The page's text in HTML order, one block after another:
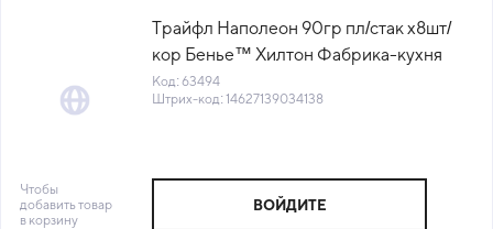
Трайфл Наполеон 90гр пл/стак х8шт/
кор Бенье™ Хилтон Фабрика-кухня
Россия (23) (КОР) (КОД 63494) (-18°С)
Код: 63494
Штрих-код: 14627139034138
Чтобы
добавить товар
в корзину
ВОЙДИТЕ